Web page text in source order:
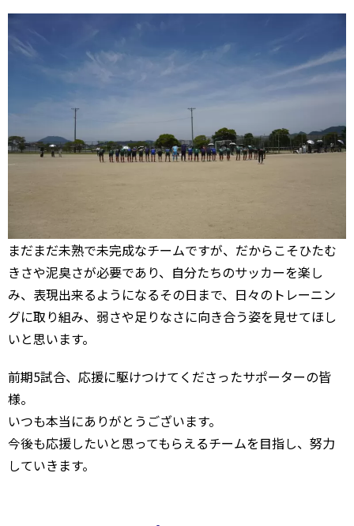
まだまだ未熟で未完成なチームですが、だからこそひたむ
きさや泥臭さが必要であり、自分たちのサッカーを楽し
み、表現出来るようになるその日まで、日々のトレーニン
グに取り組み、弱さや足りなさに向き合う姿を見せてほし
いと思います。
前期5試合、応援に駆けつけてくださったサポーターの皆
様。
いつも本当にありがとうございます。
今後も応援したいと思ってもらえるチームを目指し、努力
していきます。